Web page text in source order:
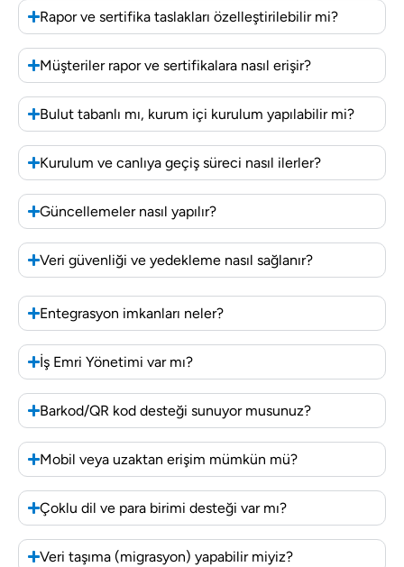
Rapor ve sertifika taslakları özelleştirilebilir mi?
Müşteriler rapor ve sertifikalara nasıl erişir?
Bulut tabanlı mı, kurum içi kurulum yapılabilir mi?
Kurulum ve canlıya geçiş süreci nasıl ilerler?
Güncellemeler nasıl yapılır?
Veri güvenliği ve yedekleme nasıl sağlanır?
Entegrasyon imkanları neler?
İş Emri Yönetimi var mı?
Barkod/QR kod desteği sunuyor musunuz?
Mobil veya uzaktan erişim mümkün mü?
Çoklu dil ve para birimi desteği var mı?
Veri taşıma (migrasyon) yapabilir miyiz?